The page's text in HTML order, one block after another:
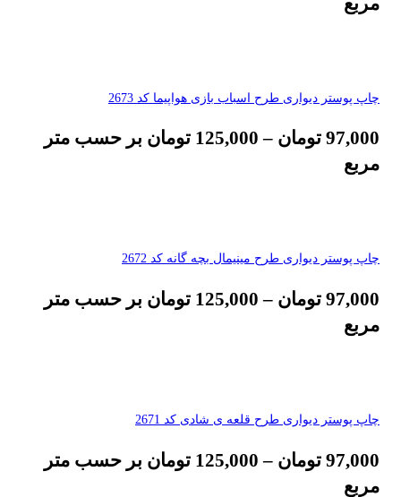
چاپ پوستر دیواری طرح اسباب بازی هواپیما کد 2673
97,000 تومان –
125,000 تومان بر حسب متر
مربع
چاپ پوستر دیواری طرح مینیمال بچه گانه کد 2672
97,000 تومان –
125,000 تومان بر حسب متر
مربع
چاپ پوستر دیواری طرح قلعه ی شادی کد 2671
97,000 تومان –
125,000 تومان بر حسب متر
مربع